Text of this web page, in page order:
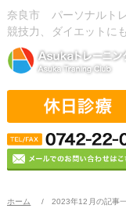
奈良市 パーソナルト
競技力、ダイエットに
ホーム 2023年12月の記事